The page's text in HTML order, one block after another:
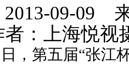
2013-09-09
：上海悦视
日，第五届“张江